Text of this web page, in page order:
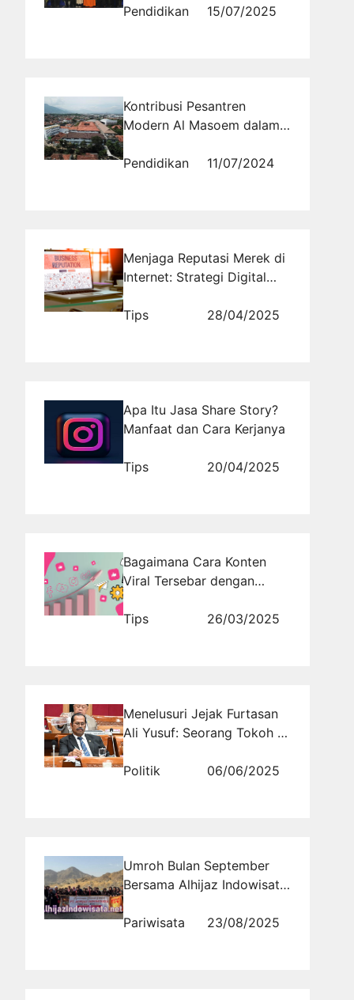
untuk Anak Rentan
Pendidikan 15/07/2025
Kontribusi Pesantren
Modern Al Masoem dalam
Indonesia
Pendidikan 11/07/2024
Menjaga Reputasi Merek di
Internet: Strategi Digital
Tips
28/04/2025
Apa Itu Jasa Share Story?
Manfaat dan Cara Kerjanya
Tips 20/04/2025
Bagaimana Cara Konten
Viral Tersebar dengan
Tips
26/03/2025
Menelusuri Jejak Furtasan
Ali Yusuf: Seorang Tokoh di
Politik
06/06/2025
Umroh Bulan September
Bersama Alhijaz Indowisata:
Nyaman dan Terjangkau
Pariwisata 23/08/2025